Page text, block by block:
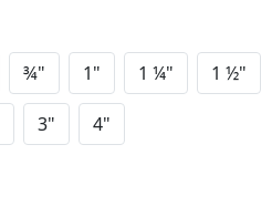
¾" 1" 1 ¼" 1 ½"
3" 4"